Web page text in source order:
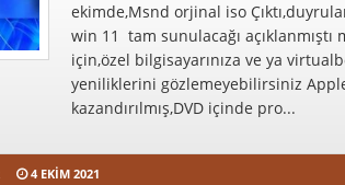
ekimde,Msnd orjinal iso
win 11 tam sunulacağı açıklanmıştı
için,özel bilgisayarınıza ve ya
yeniliklerini gözlemeyebilirsiniz
kazandırılmış,DVD içinde pro...
4 EKIM 2021